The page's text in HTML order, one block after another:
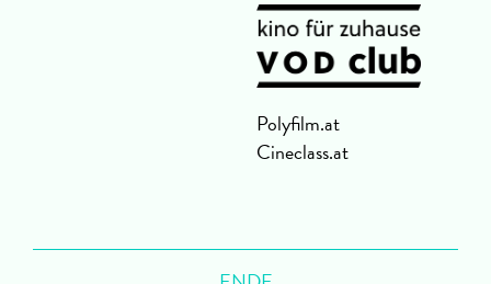
Polyfilm.at
Cineclass.at